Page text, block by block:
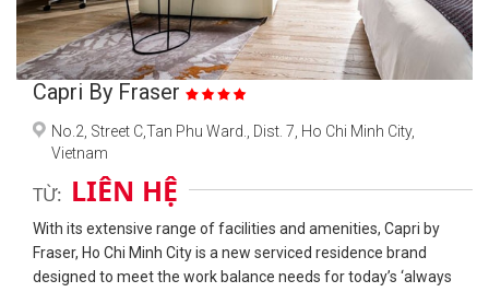
Capri By Fraser
No.2, Street C,Tan Phu Ward., Dist. 7, Ho Chi Minh City,
Vietnam
TỪ: LIÊN HỆ
With its extensive range of facilities and amenities, Capri by
Fraser, Ho Chi Minh City is a new serviced residence brand
designed to meet the work balance needs for today’s ‘always